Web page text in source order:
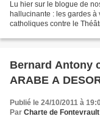
Lu hier sur le blogue de
hallucinante : les gardes
catholiques contre le
Bernard Antony
ARABE A
Publié le 24/10/2011 à
Par Charte de Fontevrault